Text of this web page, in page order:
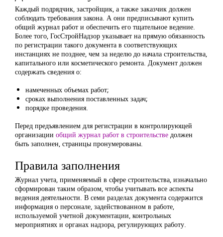
Каждый подрядчик, застройщик, а также заказчик должен
соблюдать требования закона. А они предписывают купить
общий журнал работ и обеспечить его тщательное ведение.
Более того, ГосСтройНадзор указывает на прямую обязанность
по регистрации такого документа в соответствующих
инстанциях не позднее, чем за неделю до начала строительства,
капитального или косметического ремонта. Документ должен
содержать сведения о:
намеченных объемах работ;
сроках выполнения поставленных задач;
порядке проведения.
Перед предъявлением для регистрации в контролирующей
организации общий журнал работ в строительстве должен
быть заполнен, страницы пронумерованы.
Правила заполнения
Журнал учета, применяемый в сфере строительства, изначально
сформирован таким образом, чтобы учитывать все аспекты
ведения деятельности. В семи разделах документа содержится
информация о персонале, задействованном в работе,
используемой учетной документации, контрольных
мероприятиях и органах надзора, регулирующих работу.